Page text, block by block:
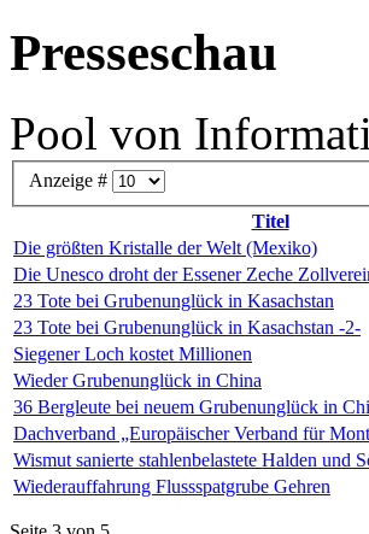
Presseschau
Pool von
Anzeige #
Titel
Die größten Kristalle der Welt (Mexiko)
Die Unesco droht der Essener Zeche
23 Tote bei Grubenunglück in Kasachstan
23 Tote bei Grubenunglück in Kasachstan -2-
Siegener Loch kostet Millionen
Wieder Grubenunglück in China
36 Bergleute bei neuem Grubenunglück in
Dachverband „Europäischer Verband für
Wismut sanierte stahlenbelastete Halden und
Wiederauffahrung Flussspatgrube Gehren